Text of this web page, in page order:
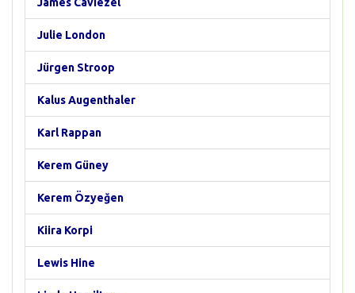
Julie London
Jürgen Stroop
Kalus Augenthaler
Karl Rappan
Kerem Güney
Kerem Özyeğen
Kiira Korpi
Lewis Hine